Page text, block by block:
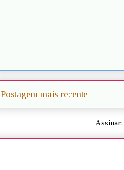
Postagem mais recente
Assinar: